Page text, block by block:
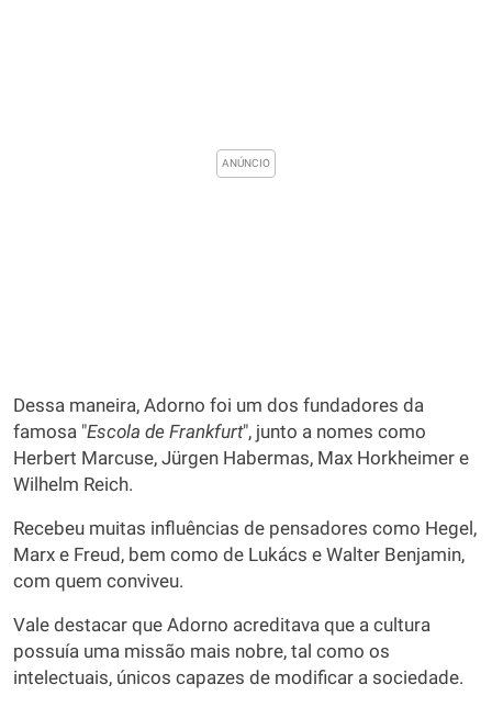
Dessa maneira, Adorno foi um dos fundadores da
famosa "Escola de Frankfurt", junto a nomes como
Herbert Marcuse, Jürgen Habermas, Max Horkheimer e
Wilhelm Reich.
Recebeu muitas influências de pensadores como Hegel,
Marx e Freud, bem como de Lukács e Walter Benjamin,
com quem conviveu.
Vale destacar que Adorno acreditava que a cultura
possuía uma missão mais nobre, tal como os
intelectuais, únicos capazes de modificar a sociedade.